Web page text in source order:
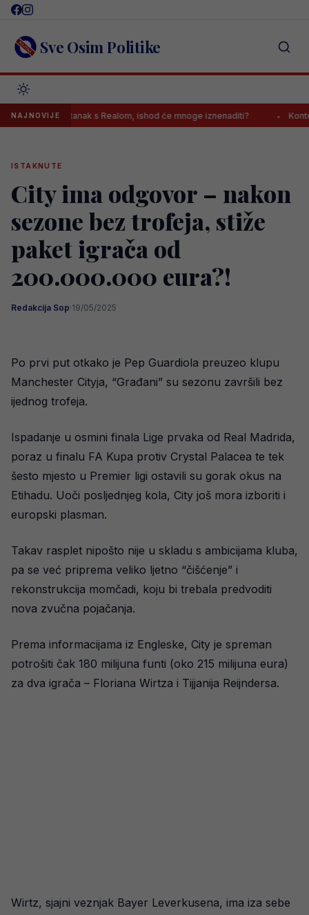
Skip
content Sve Osim Politike
NAJNOVIJE
sastanak s Realom, ishod će mnoge iznenaditi?
ISTAKNUTE
City ima odgovor – nakon
sezone bez trofeja, stiže
paket igrača od
200.000.000 eura?!
Redakcija Sop·19/05/2025
Po prvi put otkako je Pep Guardiola preuzeo klupu
Manchester Cityja, “Građani” su sezonu završili bez
ijednog trofeja.
Ispadanje u osmini finala Lige prvaka od Real Madrida,
poraz u finalu FA Kupa protiv Crystal Palacea te tek
šesto mjesto u Premier ligi ostavili su gorak okus na
Etihadu. Uoči posljednjeg kola, City još mora izboriti i
europski plasman.
Takav rasplet nipošto nije u skladu s ambicijama kluba,
pa se već priprema veliko ljetno “čišćenje” i
rekonstrukcija momčadi, koju bi trebala predvoditi
nova zvučna pojačanja.
Prema informacijama iz Engleske, City je spreman
potrošiti čak 180 milijuna funti (oko 215 milijuna eura)
za dva igrača – Floriana Wirtza i Tijjanija Reijndersa.
Wirtz, sjajni veznjak Bayer Leverkusena, ima iza sebe